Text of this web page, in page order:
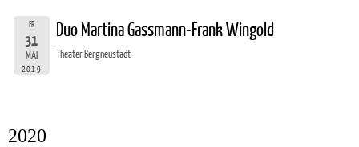
FR
31
MAI
2019
Duo Martina Gassmann-Frank Wingold
Theater Bergneustadt
2020